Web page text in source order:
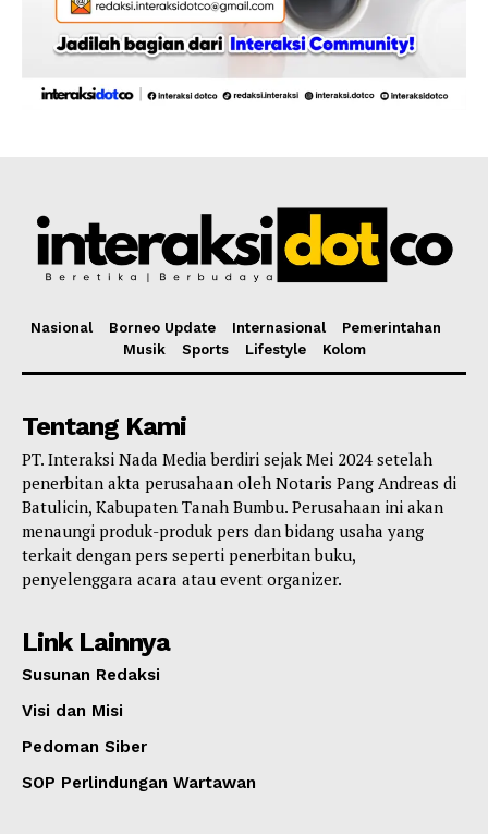
Nasional Borneo Update Internasional
Pemerintahan
Musik
Sports Lifestyle Kolom
Tentang Kami
PT. Interaksi Nada Media berdiri sejak Mei 2024 setelah
penerbitan akta perusahaan oleh Notaris Pang Andreas di
Batulicin, Kabupaten Tanah Bumbu. Perusahaan ini akan
menaungi produk-produk pers dan bidang usaha yang
terkait dengan pers seperti penerbitan buku,
penyelenggara acara atau event organizer.
Link Lainnya
Susunan Redaksi
Visi dan Misi
Pedoman Siber
SOP Perlindungan Wartawan